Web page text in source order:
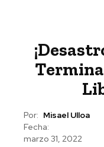
Por: Misael Ulloa
Fecha:
marzo 31, 2022